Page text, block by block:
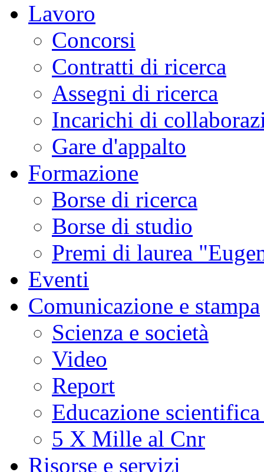
Lavoro
Concorsi
Contratti di ricerca
Assegni di ricerca
Incarichi di
Gare d'appalto
Formazione
Borse di ricerca
Borse di studio
Premi di laurea
Eventi
Comunicazione e stampa
Scienza e società
Video
Report
Educazione
5 X Mille al Cnr
Risorse e servizi